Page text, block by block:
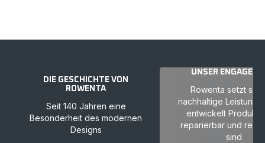
DIE GESCHICHTE VON
ROWENTA
Seit 140 Jahren eine
Besonderheit des modernen
Designs
UNSER
Rowenta setzt
nachhaltige Leistung
entwickelt
reparierbar und
sind